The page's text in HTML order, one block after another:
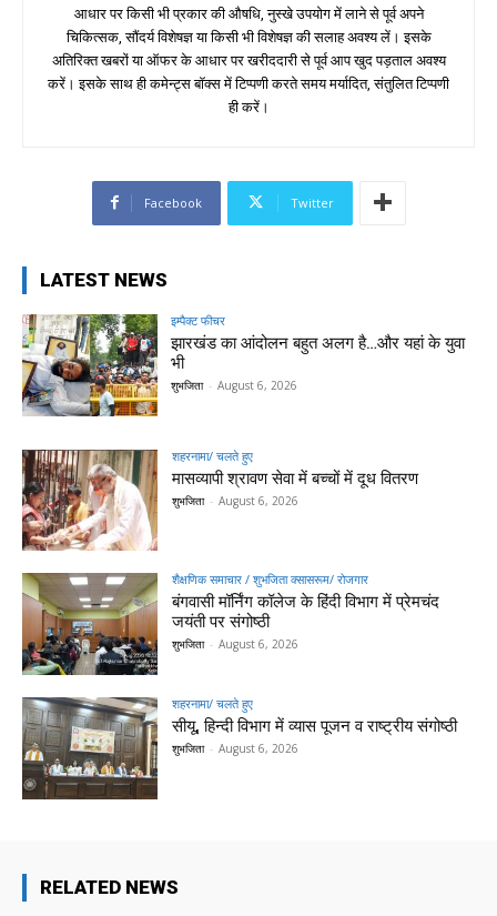
आधार पर किसी भी प्रकार की औषधि, नुस्खे उपयोग में लाने से पूर्व अपने
चिकित्सक, सौंदर्य विशेषज्ञ या किसी भी विशेषज्ञ की सलाह अवश्य लें। इसके
अतिरिक्त खबरों या ऑफर के आधार पर खरीददारी से पूर्व आप खुद पड़ताल अवश्य
करें। इसके साथ ही कमेन्ट्स बॉक्स में टिप्पणी करते समय मर्यादित, संतुलित टिप्पणी
ही करें।
Facebook Twitter
LATEST NEWS
इम्पैक्ट फीचर
झारखंड का आंदोलन बहुत अलग है…और यहां के युवा
भी
शुभजिता - August 6, 2026
शहरनामा/ चलते हुए
मासव्यापी श्रावण सेवा में बच्चों में दूध वितरण
शुभजिता - August 6, 2026
शैक्षणिक समाचार / शुभजिता क्सासरूम/ रोजगार
बंगवासी मॉर्निंग कॉलेज के हिंदी विभाग में प्रेमचंद
जयंती पर संगोष्ठी
शुभजिता - August 6, 2026
शहरनामा/ चलते हुए
सीयू, हिन्दी विभाग में व्यास पूजन व राष्ट्रीय संगोष्ठी
शुभजिता - August 6, 2026
RELATED NEWS